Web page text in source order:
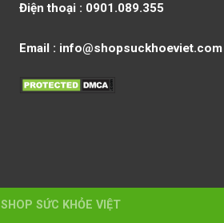
Điện thoại : 0901.089.355
Email : info@shopsuckhoeviet.com
SHOP SỨC KHỎE VIỆT